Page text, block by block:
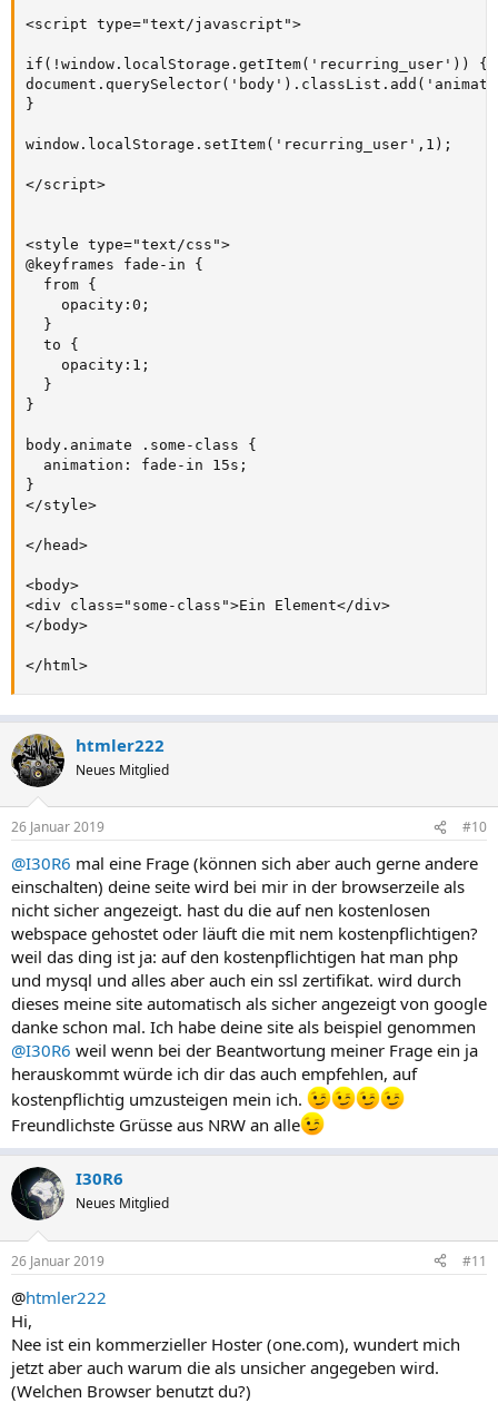
<script type="text/javascript">
if(!window.localStorage.getItem('recurring_user')) {
}
window.localStorage.setItem('recurring_user',1);
</script>
<style type="text/css">
@keyframes fade-in {
  from {
    opacity:0;
  }
  to {
    opacity:1;
  }
}
body.animate .some-class {
  animation: fade-in 15s;
}
</style>
</head>
<body>
<div class="some-class">Ein Element</div>
</body>
</html>
htmler222
Neues Mitglied
26 Januar 2019 #10
@I30R6 mal eine Frage (können sich aber auch gerne andere
einschalten) deine seite wird bei mir in der browserzeile als
nicht sicher angezeigt. hast du die auf nen kostenlosen
webspace gehostet oder läuft die mit nem kostenpflichtigen?
weil das ding ist ja: auf den kostenpflichtigen hat man php
und mysql und alles aber auch ein ssl zertifikat. wird durch
dieses meine site automatisch als sicher angezeigt von google
danke schon mal. Ich habe deine site als beispiel genommen
@I30R6 weil wenn bei der Beantwortung meiner Frage ein ja
herauskommt würde ich dir das auch empfehlen, auf
kostenpflichtig umzusteigen mein ich.
Freundlichste Grüsse aus NRW an alle
I30R6
Neues Mitglied
26 Januar 2019 #11
@htmler222
Hi,
Nee ist ein kommerzieller Hoster (one.com), wundert mich
jetzt aber auch warum die als unsicher angegeben wird.
(Welchen Browser benutzt du?)